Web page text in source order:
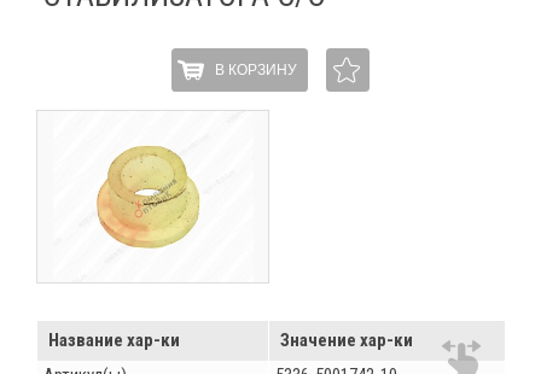
В КОРЗИНУ
Название хар-ки
Значение хар-ки